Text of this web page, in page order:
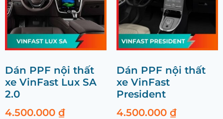
Dán PPF nội thất
xe VinFast Lux SA
2.0
4.500.000 ₫
Dán PPF nội thất
xe VinFast
President
4.500.000 ₫